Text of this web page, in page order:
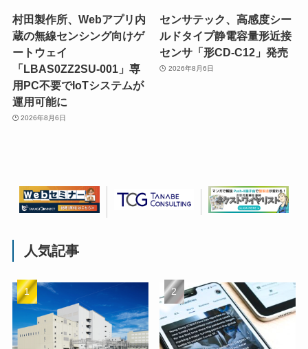
村田製作所、Webアプリ内
蔵の無線センシング向けゲ
ートウェイ
「LBAS0ZZ2SU-001」専
用PC不要でIoTシステムが
運用可能に
2026年8月6日
センサテック、高感度シー
ルドタイプ静電容量形近接
センサ「形CD-C12」発売
2026年8月6日
人気記事